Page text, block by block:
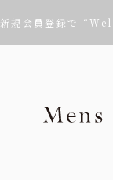
新規会員登録で